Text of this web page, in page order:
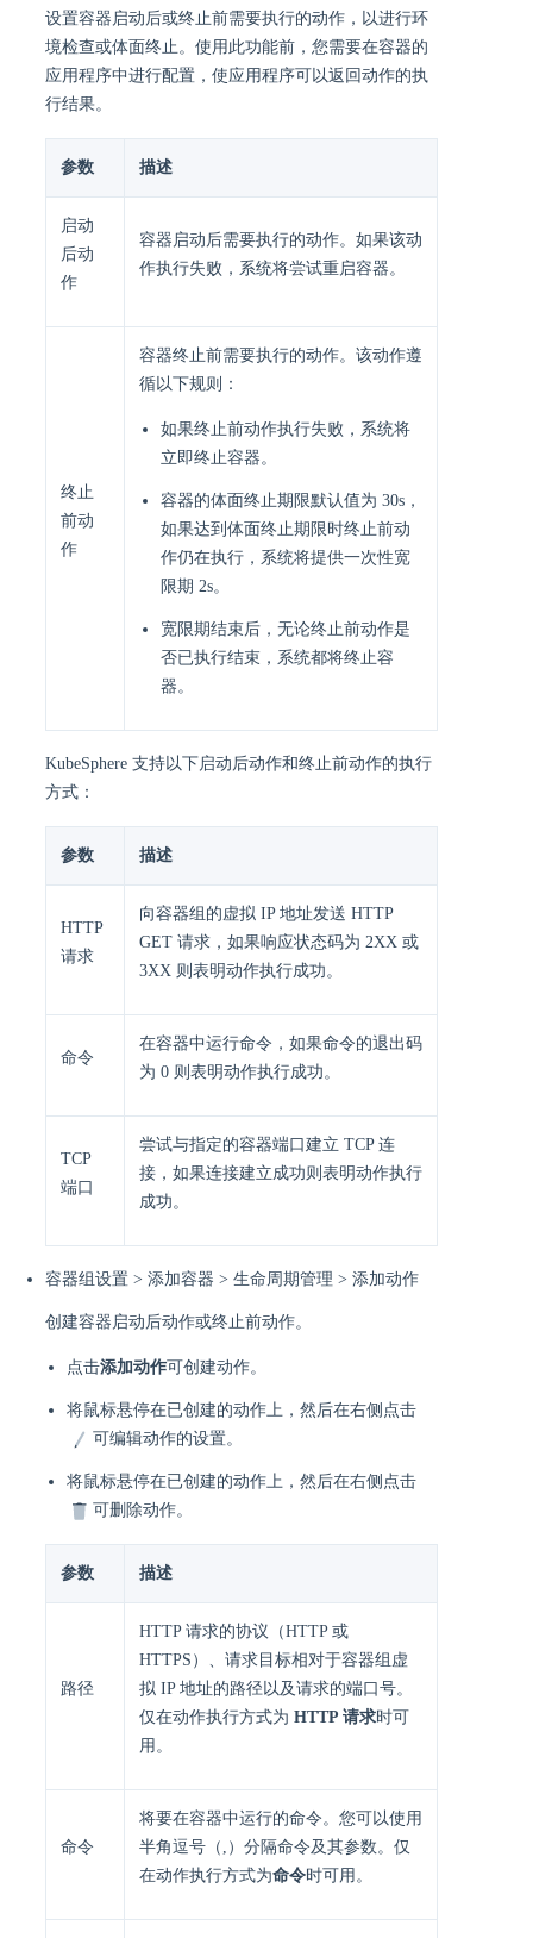
设置容器启动后或终止前需要执行的动作，以进行环
境检查或体面终止。使用此功能前，您需要在容器的
应用程序中进行配置，使应用程序可以返回动作的执
行结果。
参数 描述
启动
后动
作
容器启动后需要执行的动作。如果该动
作执行失败，系统将尝试重启容器。
终止
前动
作
容器终止前需要执行的动作。该动作遵
循以下规则：
如果终止前动作执行失败，系统将
立即终止容器。
容器的体面终止期限默认值为 30s，
如果达到体面终止期限时终止前动
作仍在执行，系统将提供一次性宽
限期 2s。
宽限期结束后，无论终止前动作是
否已执行结束，系统都将终止容
器。
KubeSphere 支持以下启动后动作和终止前动作的执行
方式：
参数 描述
HTTP
请求
向容器组的虚拟 IP 地址发送 HTTP
GET 请求，如果响应状态码为 2XX 或
3XX 则表明动作执行成功。
命令
在容器中运行命令，如果命令的退出码
为 0 则表明动作执行成功。
TCP
端口
尝试与指定的容器端口建立 TCP 连
接，如果连接建立成功则表明动作执行
成功。
容器组设置 > 添加容器 > 生命周期管理 > 添加动作
创建容器启动后动作或终止前动作。
点击添加动作可创建动作。
将鼠标悬停在已创建的动作上，然后在右侧点击
可编辑动作的设置。
将鼠标悬停在已创建的动作上，然后在右侧点击
可删除动作。
参数 描述
路径
HTTP 请求的协议（HTTP 或
HTTPS）、请求目标相对于容器组虚
拟 IP 地址的路径以及请求的端口号。
仅在动作执行方式为 HTTP 请求时可
用。
命令
将要在容器中运行的命令。您可以使用
半角逗号（,）分隔命令及其参数。仅
在动作执行方式为命令时可用。